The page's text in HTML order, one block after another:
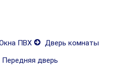
ПВХ
Дверь комнаты
Передняя дверь